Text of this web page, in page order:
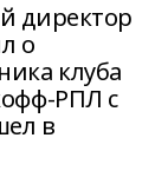
директор
о
клуба
РПЛ с
в